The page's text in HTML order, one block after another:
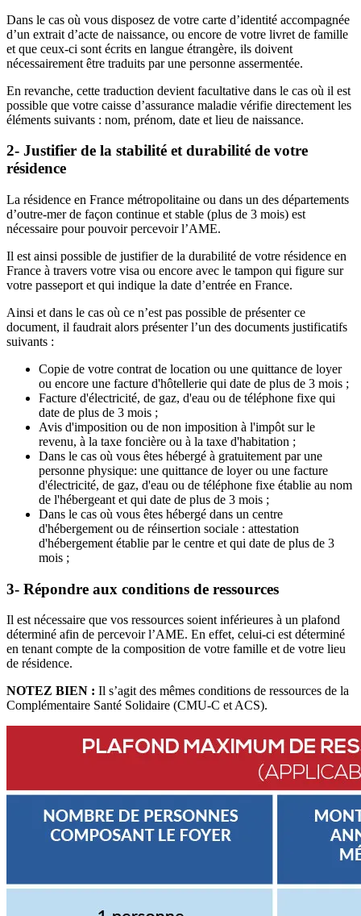
Dans le cas où vous disposez de votre carte d’identité accompagnée
d’un extrait d’acte de naissance, ou encore de votre livret de famille
et que ceux-ci sont écrits en langue étrangère, ils doivent
nécessairement être traduits par une personne assermentée.
En revanche, cette traduction devient facultative dans le cas où il est
possible que votre caisse d’assurance maladie vérifie directement les
éléments suivants : nom, prénom, date et lieu de naissance.
2- Justifier de la stabilité et durabilité de votre
résidence
La résidence en France métropolitaine ou dans un des départements
d’outre-mer de façon continue et stable (plus de 3 mois) est
nécessaire pour pouvoir percevoir l’AME.
Il est ainsi possible de justifier de la durabilité de votre résidence en
France à travers votre visa ou encore avec le tampon qui figure sur
votre passeport et qui indique la date d’entrée en France.
Ainsi et dans le cas où ce n’est pas possible de présenter ce
document, il faudrait alors présenter l’un des documents justificatifs
suivants :
Copie de votre contrat de location ou une quittance de loyer
ou encore une facture d'hôtellerie qui date de plus de 3 mois ;
Facture d'électricité, de gaz, d'eau ou de téléphone fixe qui
date de plus de 3 mois ;
Avis d'imposition ou de non imposition à l'impôt sur le
revenu, à la taxe foncière ou à la taxe d'habitation ;
Dans le cas où vous êtes hébergé à gratuitement par une
personne physique: une quittance de loyer ou une facture
d'électricité, de gaz, d'eau ou de téléphone fixe établie au nom
de l'hébergeant et qui date de plus de 3 mois ;
Dans le cas où vous êtes hébergé dans un centre
d'hébergement ou de réinsertion sociale : attestation
d'hébergement établie par le centre et qui date de plus de 3
mois ;
3- Répondre aux conditions de ressources
Il est nécessaire que vos ressources soient inférieures à un plafond
déterminé afin de percevoir l’AME. En effet, celui-ci est déterminé
en tenant compte de la composition de votre famille et de votre lieu
de résidence.
NOTEZ BIEN : Il s’agit des mêmes conditions de ressources de la
Complémentaire Santé Solidaire (CMU-C et ACS).